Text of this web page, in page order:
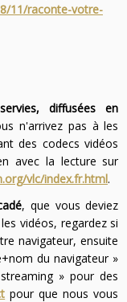
11/raconte-votre-
diffusées en
n'arrivez pas à les
des codecs vidéos
avec la lecture sur
vlc/index.fr.html.
, que vous deviez
vidéos, regardez si
navigateur, ensuite
du navigateur »
» pour des
pour que nous vous